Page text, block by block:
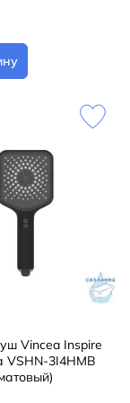
Vincea Inspire
VSHN-3I4HMB